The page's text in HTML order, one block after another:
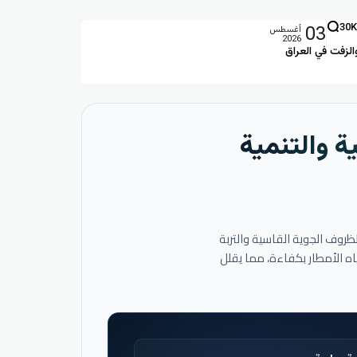
في العراق
30K
03 أغسطس
2026
والتنمية
الجوية القاسية والتربة
الأمطار بكفاءة، مما يقلل